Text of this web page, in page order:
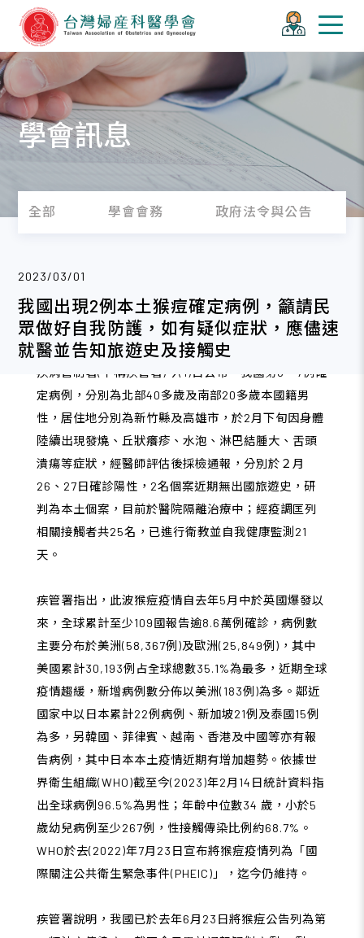
學會訊息
全部 學會會務 政府法令與公告
2023/03/01
我國出現2例本土猴痘確定病例，籲請民
眾做好自我防護，如有疑似症狀，應儘速
就醫並告知旅遊史及接觸史
疾病管制署(下稱疾管署)今(1)日公布．我國第6、7例確
定病例，分別為北部40多歲及南部20多歲本國籍男
性，居住地分別為新竹縣及高雄市，於2月下旬因身體
陸續出現發燒、丘狀癢疹、水泡、淋巴結腫大、舌頭
潰瘍等症狀，經醫師評估後採檢通報，分別於２月
26、27日確診陽性，2名個案近期無出國旅遊史，研
判為本土個案，目前於醫院隔離治療中；經疫調匡列
相關接觸者共25名，已進行衛教並自我健康監測21
天。
疾管署指出，此波猴痘疫情自去年5月中於英國爆發以
來，全球累計至少109國報告逾8.6萬例確診，病例數
主要分布於美洲(58,367例)及歐洲(25,849例)，其中
美國累計30,193例占全球總數35.1%為最多，近期全球
疫情趨緩，新增病例數分佈以美洲(183例)為多。鄰近
國家中以日本累計22例病例、新加坡21例及泰國15例
為多，另韓國、菲律賓、越南、香港及中國等亦有報
告病例，其中日本本土疫情近期有增加趨勢。依據世
界衛生組織(WHO)截至今(2023)年2月14日統計資料指
出全球病例96.5%為男性；年齡中位數34 歲，小於5
歲幼兒病例至少267例，性接觸傳染比例約68.7%。
WHO於去(2022)年7月23日宣布將猴痘疫情列為「國
際關注公共衛生緊急事件(PHEIC)」，迄今仍維持。
疾管署說明，我國已於去年6月23日將猴痘公告列為第